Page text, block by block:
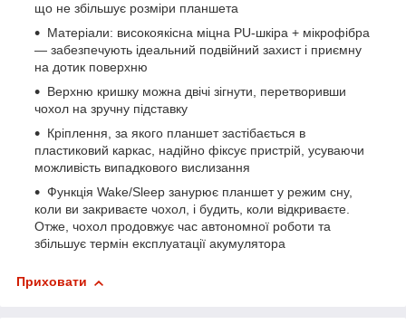
що не збільшує розміри планшета
Матеріали: високоякісна міцна PU-шкіра + мікрофібра
— забезпечують ідеальний подвійний захист і приємну
на дотик поверхню
Верхню кришку можна двічі зігнути, перетворивши
чохол на зручну підставку
Кріплення, за якого планшет застібається в
пластиковий каркас, надійно фіксує пристрій, усуваючи
можливість випадкового вислизання
Функція Wake/Sleep занурює планшет у режим сну,
коли ви закриваєте чохол, і будить, коли відкриваєте.
Отже, чохол продовжує час автономної роботи та
збільшує термін експлуатації акумулятора
Приховати